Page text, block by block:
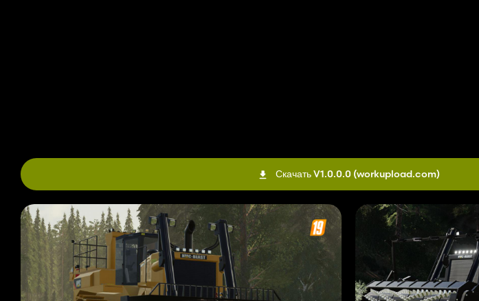
Скачать V1.0.0.0 (workupload.com)